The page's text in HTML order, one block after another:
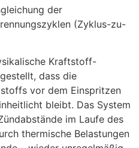
der
(Zyklus-zu-
Kraftstoff-
dass die
vor dem Einspritzen
bleibt. Das System
im Laufe des
thermische Belastungen